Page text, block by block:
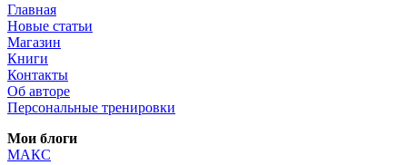
Главная
Новые статьи
Магазин
Книги
Контакты
Об авторе
Персональные тренировки
Мои блоги
МАКС